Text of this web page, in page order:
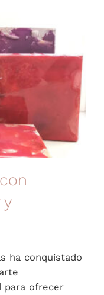
ha conquistado
para ofrecer